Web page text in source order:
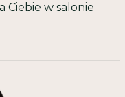
Ciebie w salonie